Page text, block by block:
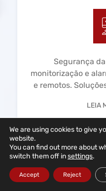
Segurança
monitorização e
e remotos.
LEIA
Redes
We are using cookies to give
website.
You can find out more about
switch them off insettings.
Accept Reject